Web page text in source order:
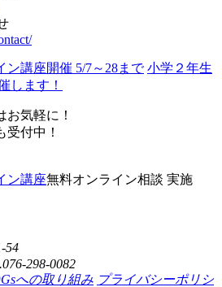
ン講座開催 5/7～28まで 小学２年生
します！
お気軽に！
付中！
ン講座無料オンライン相談 実施
54
298-0082
への取り組み プライバシーポリシ